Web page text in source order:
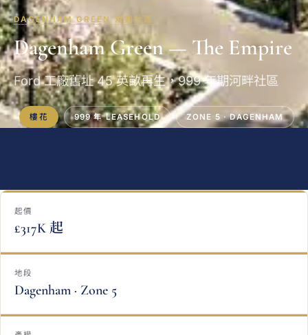
DAGENHAM GREEN 規劃社區
Dagenham Green — The Empire
Ford 工廠舊址 45 英畝再生，999 年期河畔社區
樓花 999 年 LEASEHOLD ZONE 5 · DAGENHAM
起價
£317K 起
地段
Dagenham · Zone 5